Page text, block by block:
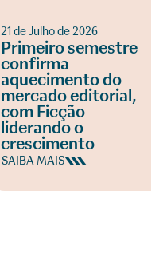
21 de Julho de 2026
Primeiro semestre
confirma
aquecimento do
mercado editorial,
com Ficção
liderando o
crescimento
SAIBA MAIS